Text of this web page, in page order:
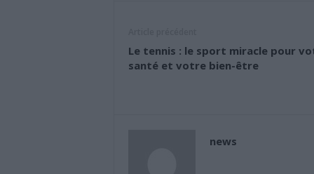
Le tennis : le sport miracle pour
santé et votre bien-être
news